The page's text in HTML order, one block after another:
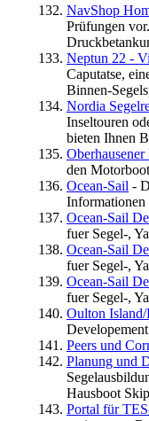
NavShop
Prüfungen
Neptun 22 -
Caputatse,
Binnen-
Nordia
Inseltouren
bieten Ihnen
den
Ocean-Sail -
Informationen
Ocean-Sail
fuer Segel-,
Ocean-Sail
fuer Segel-,
Ocean-Sail
fuer Segel-,
Oulton
Peers und
Planung und
Hausboot
Portal für